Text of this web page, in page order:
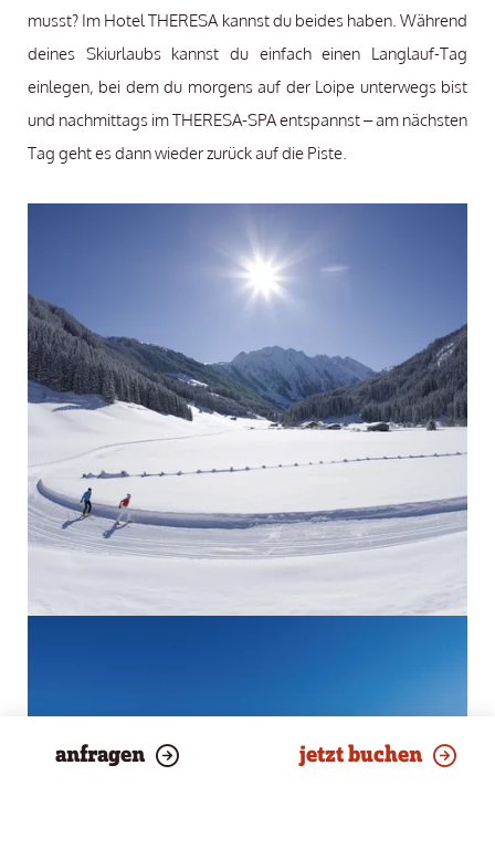
musst? Im Hotel THERESA kannst du beides haben. Während
deines Skiurlaubs kannst du einfach einen Langlauf-Tag
einlegen, bei dem du morgens auf der Loipe unterwegs bist
und nachmittags im THERESA-SPA entspannst – am nächsten
Tag geht es dann wieder zurück auf die Piste.
anfragen jetzt buchen